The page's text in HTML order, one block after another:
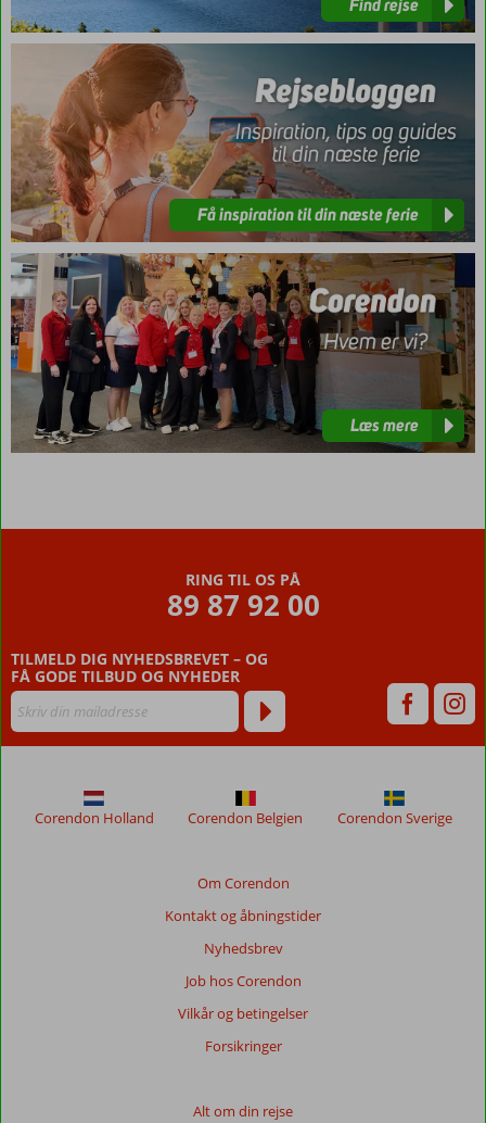
Find rejse
Få inspiration til din næste ferie
inspiration
din
næste
ferie
Læs mere
Læs
mere
RING TIL OS PÅ
89 87 92 00
TILMELD DIG NYHEDSBREVET – OG
FÅ GODE TILBUD OG NYHEDER
Om Corendon
Kontakt og åbningstider
Nyhedsbrev
Job hos Corendon
Vilkår og betingelser
Forsikringer
Alt om din rejse
Corendon Holland Corendon Belgien Corendon Sverige